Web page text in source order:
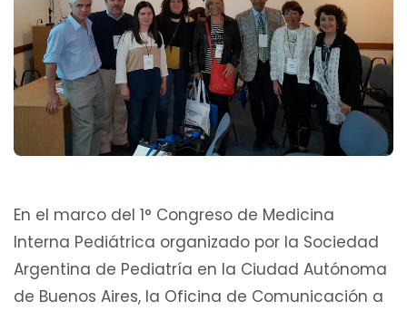
En el marco del 1° Congreso de Medicina
Interna Pediátrica organizado por la Sociedad
Argentina de Pediatría en la Ciudad Autónoma
de Buenos Aires, la Oficina de Comunicación a